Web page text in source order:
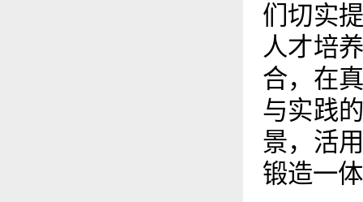
们切实
人才培
合，在
与实践
景，活
锻造一